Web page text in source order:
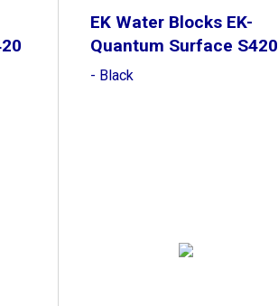
EK Water Blocks EK-
Quantum Surface S420
- Black